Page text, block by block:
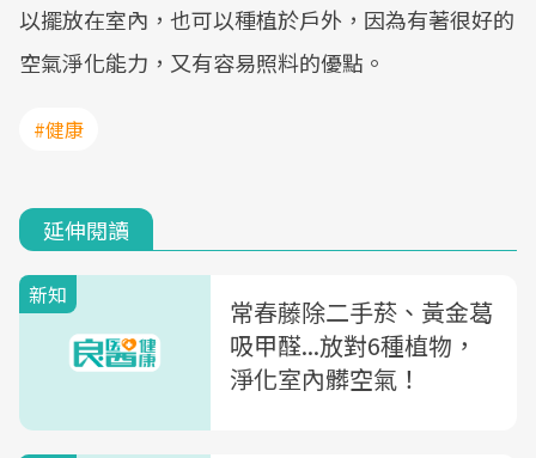
以擺放在室內，也可以種植於戶外，因為有著很好的
空氣淨化能力，又有容易照料的優點。
#健康
延伸閱讀
新知
常春藤除二手菸、黃金葛
吸甲醛...放對6種植物，
淨化室內髒空氣！